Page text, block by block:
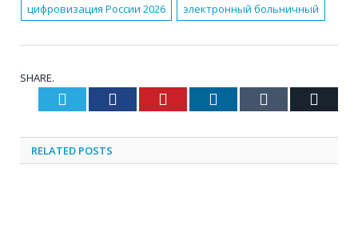
цифровизация России 2026
электронный больничный
SHARE.
Twitter Facebook Pinterest LinkedIn Tumblr
RELATED POSTS